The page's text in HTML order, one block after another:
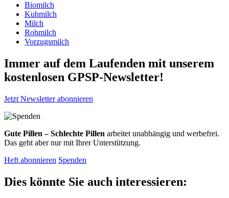
Biomilch
Kuhmilch
Milch
Rohmilch
Vorzugsmilch
Immer auf dem Laufenden mit unserem
kostenlosen GPSP-Newsletter!
Jetzt Newsletter abonnieren
Gute Pillen – Schlechte Pillen arbeitet unabhängig und werbefrei.
Das geht aber nur mit Ihrer Unterstützung.
Heft abonnieren Spenden
Dies könnte Sie auch interessieren: